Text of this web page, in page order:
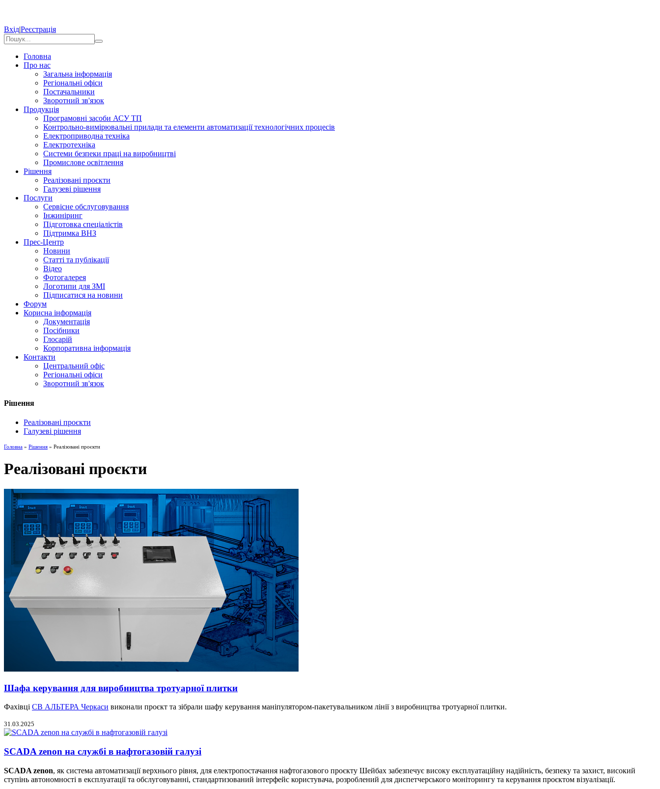
Вхід|Реєстрація
Головна
Про нас
Загальна інформація
Регіональні офіси
Постачальники
Зворотний зв'язок
Продукція
Програмовні засоби АСУ ТП
Контрольно-вимірювальні прилади та елементи автоматизації технологічних процесів
Електроприводна техніка
Електротехніка
Системи безпеки праці на виробництві
Промислове освітлення
Рішення
Реалізовані проєкти
Галузеві рішення
Послуги
Сервісне обслуговування
Інжиніринг
Підготовка спеціалістів
Підтримка ВНЗ
Прес-Центр
Новини
Статті та публікації
Відео
Фотогалерея
Логотипи для ЗМІ
Підписатися на новини
Форум
Корисна інформація
Документація
Посібники
Глосарій
Корпоративна інформація
Контакти
Центральний офіс
Регіональні офіси
Зворотний зв'язок
Рішення
Реалізовані проєкти
Галузеві рішення
Головна » Рішення » Реалізовані проєкти
Реалізовані проєкти
Шафа керування для виробництва тротуарної плитки
Фахівці СВ АЛЬТЕРА Черкаси виконали проєкт та зібрали шафу керування маніпулятором-пакетувальником лінії з виробництва тротуарної плитки.
31.03.2025
SCADA zenon на службі в нафтогазовій галузі
SCADA zenon, як система автоматизації верхнього рівня, для електропостачання нафтогазового проєкту Шейбах забезпечує високу експлуатаційну надійність, безпеку та захист, високий
ступінь автономності в експлуатації та обслуговуванні, стандартизований інтерфейс користувача, розроблений для диспетчерського моніторингу та керування проєктом візуалізації.